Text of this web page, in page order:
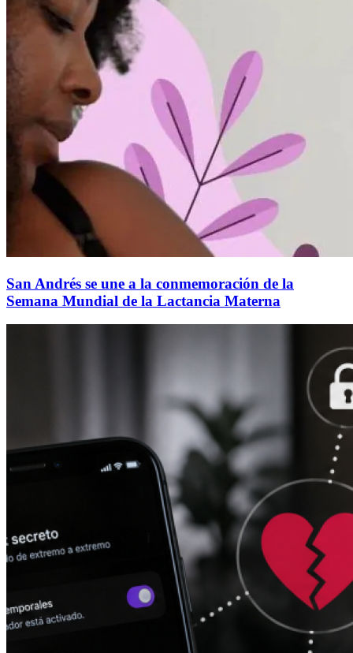
San Andrés se une a la conmemoración de la
Semana Mundial de la Lactancia Materna